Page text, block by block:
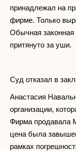
принадлежал на
фирме. Только
Обычная законная
притянуто за уши.
Суд отказал в
Анастасия
организации,
Фирма продавала
цена была
рамках